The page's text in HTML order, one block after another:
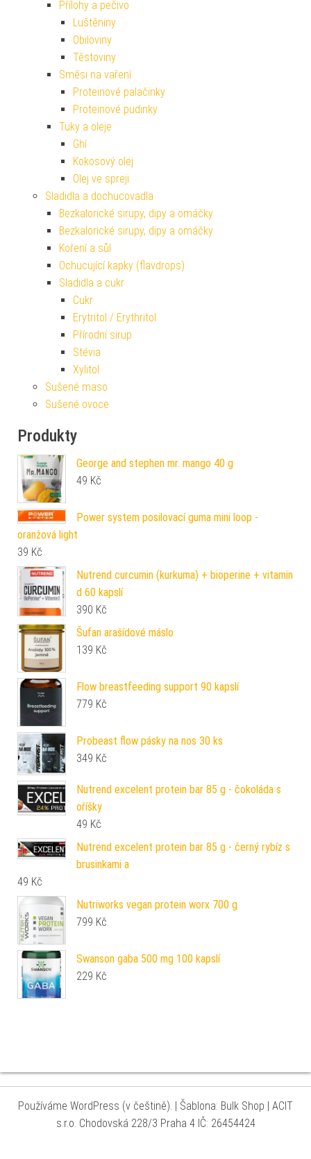
Přílohy a pečivo
Luštěniny
Obiloviny
Těstoviny
Směsi na vaření
Proteinové palačinky
Proteinové pudinky
Tuky a oleje
Ghí
Kokosový olej
Olej ve spreji
Sladidla a dochucovadla
Bezkalorické sirupy, dipy a omáčky
Bezkalorické sirupy, dipy a omáčky
Koření a sůl
Ochucující kapky (flavdrops)
Sladidla a cukr
Cukr
Erytritol / Erythritol
Přírodní sirup
Stévia
Xylitol
Sušené maso
Sušené ovoce
Produkty
George and stephen mr. mango 40 g
49 Kč
Power system posilovací guma mini loop -
oranžová light
39 Kč
Nutrend curcumin (kurkuma) + bioperine + vitamin
d 60 kapslí
390 Kč
Šufan arašídové máslo
139 Kč
Flow breastfeeding support 90 kapslí
779 Kč
Probeast flow pásky na nos 30 ks
349 Kč
Nutrend excelent protein bar 85 g - čokoláda s
oříšky
49 Kč
Nutrend excelent protein bar 85 g - černý rybíz s
brusinkami a
49 Kč
Nutriworks vegan protein worx 700 g
799 Kč
Swanson gaba 500 mg 100 kapslí
229 Kč
Používáme WordPress (v češtině). | Šablona: Bulk Shop | ACIT
s.r.o. Chodovská 228/3 Praha 4 IČ: 26454424